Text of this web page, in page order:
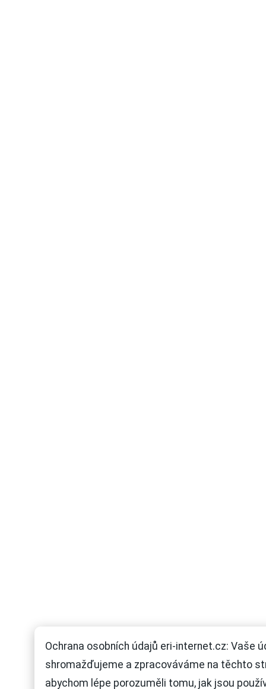
Ochrana osobních údajů eri-internet.cz: Vaše
shromažďujeme a zpracováváme na těchto
abychom lépe porozuměli tomu, jak jsou